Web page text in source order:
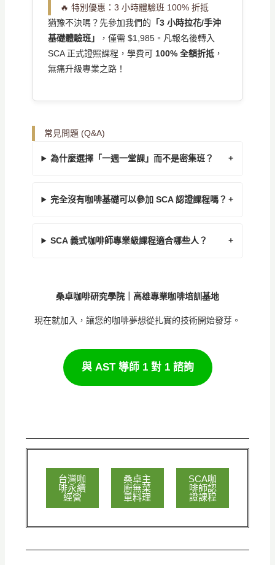
🔥 特別優惠：3 小時體驗班 100% 折抵
猶豫不決嗎？先參加我們的 「3 小時拉花/手沖
基礎體驗班」
，僅需 $1,985。凡報名後轉入
SCA 正式證照課程，學費可 100% 全額折抵，
無痛升級專業之路！
常見問題 (Q&A)
為什麼選擇「一週一堂課」而不是密集班？
完全沒有咖啡基礎可以參加 SCA 認證課程嗎？
SCA 義式咖啡師專業級課程適合哪些人？
桑卓咖啡研究學院｜高雄專業咖啡培訓基地
現在就加入，讓您的咖啡夢想從扎實的技術開始發芽。
與 AST 導師 1 對 1 諮詢
台灣咖
啡永續
經營
桑卓主
廚無菜
單料理
SCA咖
啡師認
證課程